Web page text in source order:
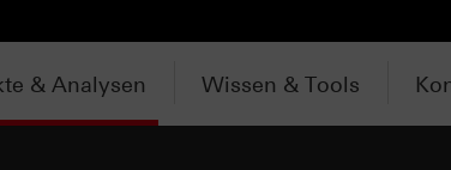
& Analysen Wissen & Tools